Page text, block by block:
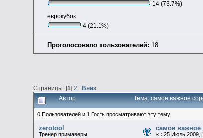
14 (73.7%)
еврокубок
4 (21.1%)
Проголосовало пользователей: 18
Страницы: [1] 2 Вниз
Автор Тема: самое важное
0 Пользователей и 1 Гость просматривают эту тему.
zerotool
Тренер примаверы
самое важное
« : 25 Июль 2009,